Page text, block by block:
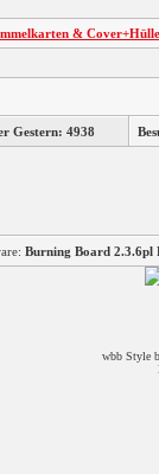
&
Gestern: 4938
Burning Board
wbb Style